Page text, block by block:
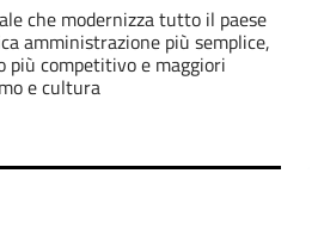
che modernizza tutto il paese
amministrazione più semplice,
competitivo e maggiori
e cultura